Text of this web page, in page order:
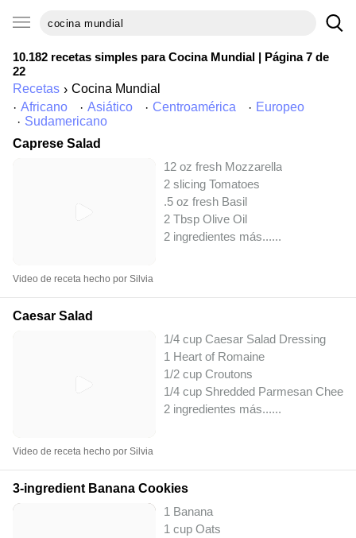
10.182 recetas simples paraCocina Mundial
| Página 7 de
22
Recetas
Cocina Mundial
Africano
Asiático Centroamérica
Europeo
Sudamericano
Caprese Salad
12 oz fresh Mozzarella
2 slicing Tomatoes
.5 oz fresh Basil
2 Tbsp Olive Oil
2 ingredientes más......
Video de receta hecho por Silvia
Caesar Salad
1/4 cup Caesar Salad Dressing
1 Heart of Romaine
1/2 cup Croutons
1/4 cup Shredded Parmesan Cheese
2 ingredientes más......
Video de receta hecho por Silvia
3-ingredient Banana Cookies
1 Banana
1 cup Oats